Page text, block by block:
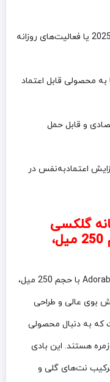
افرادی که در روزهای گرم تابستان 2025 یا فعالیت‌های روزانه
محصولی قابل اعتماد
و قابل حمل
اعتمادبه‌نفس در
گلکسی
Galaxy مدل Adorable حجم 250 میل،
بادی میست زنانه گلکسی Galaxy مدل Adorable با حجم 250 میل،
بوی عالی و طراحی
که به دنبال محصولی
هستند. این بادی
نت‌های گلی و